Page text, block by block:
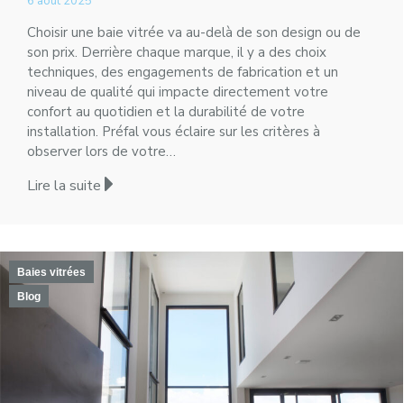
Choisir une baie vitrée va au-delà de son design ou de
son prix. Derrière chaque marque, il y a des choix
techniques, des engagements de fabrication et un
niveau de qualité qui impacte directement votre
confort au quotidien et la durabilité de votre
installation. Préfal vous éclaire sur les critères à
observer lors de votre…
Lire la suite
Baies vitrées
Blog